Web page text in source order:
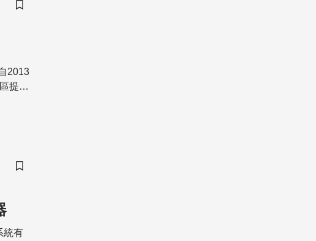
儲存書籤
2013
提供
儲存書籤
統有